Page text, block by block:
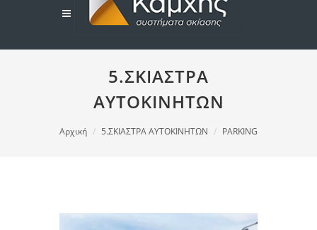
210.3455761
5.ΣΚΙΑΣΤΡΑ
ΑΥΤΟΚΙΝΗΤΩΝ
Αρχική 5.ΣΚΙΑΣΤΡΑ ΑΥΤΟΚΙΝΗΤΩΝ PARKING